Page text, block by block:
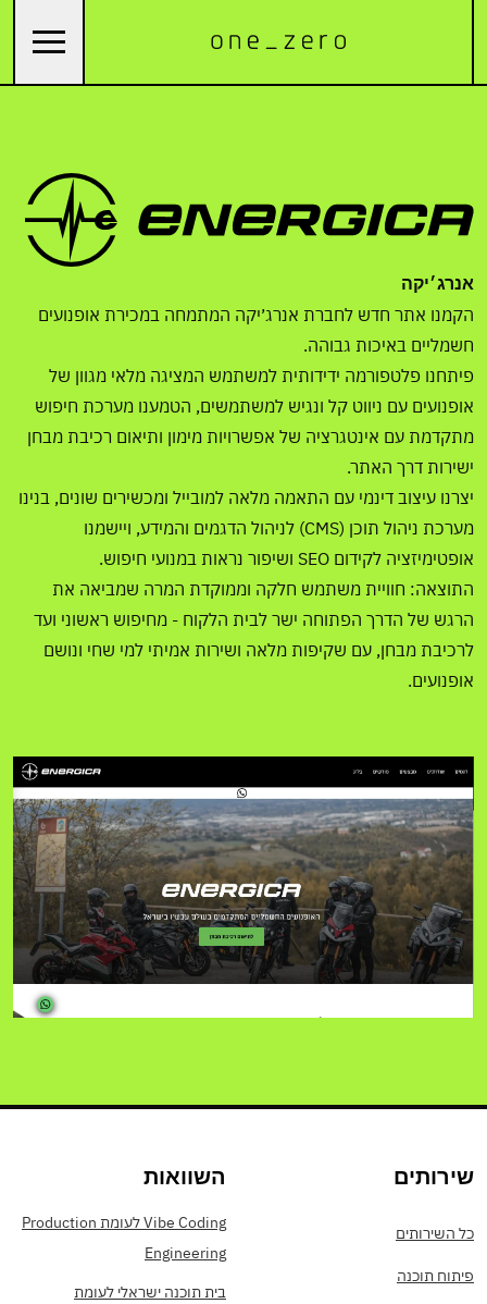
אנרג׳יקה
הקמנו אתר חדש לחברת אנרג׳יקה המתמחה במכירת אופנועים
חשמליים באיכות גבוהה.
פיתחנו פלטפורמה ידידותית למשתמש המציגה מלאי מגוון של
אופנועים עם ניווט קל ונגיש למשתמשים, הטמענו מערכת חיפוש
מתקדמת עם אינטגרציה של אפשרויות מימון ותיאום רכיבת מבחן
ישירות דרך האתר.
יצרנו עיצוב דינמי עם התאמה מלאה למובייל ומכשירים שונים, בנינו
מערכת ניהול תוכן (CMS) לניהול הדגמים והמידע, ויישמנו
אופטימיזציה לקידום SEO ושיפור נראות במנועי חיפוש.
התוצאה: חוויית משתמש חלקה וממוקדת המרה שמביאה את
הרגש של הדרך הפתוחה ישר לבית הלקוח - מחיפוש ראשוני ועד
לרכיבת מבחן, עם שקיפות מלאה ושירות אמיתי למי שחי ונושם
אופנועים.
שירותים
כל השירותים
פיתוח תוכנה
השוואות
Vibe Coding לעומת Production
Engineering
בית תוכנה ישראלי לעומת